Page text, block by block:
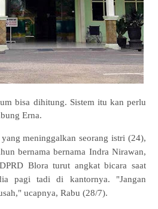
bisa dihitung. Sistem itu kan perlu
Erna.
meninggalkan seorang istri (24),
bernama bernama Indra Nirawan,
Blora turut angkat bicara saat
pagi tadi di kantornya. "Jangan
ucapnya, Rabu (28/7).